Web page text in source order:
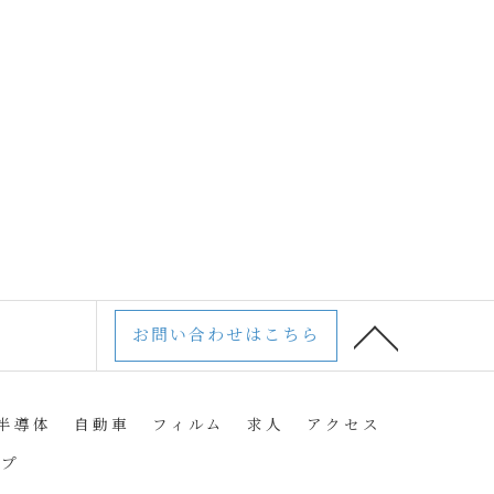
お問い合わせはこちら
導体 自動車 フィルム 求人
アクセス